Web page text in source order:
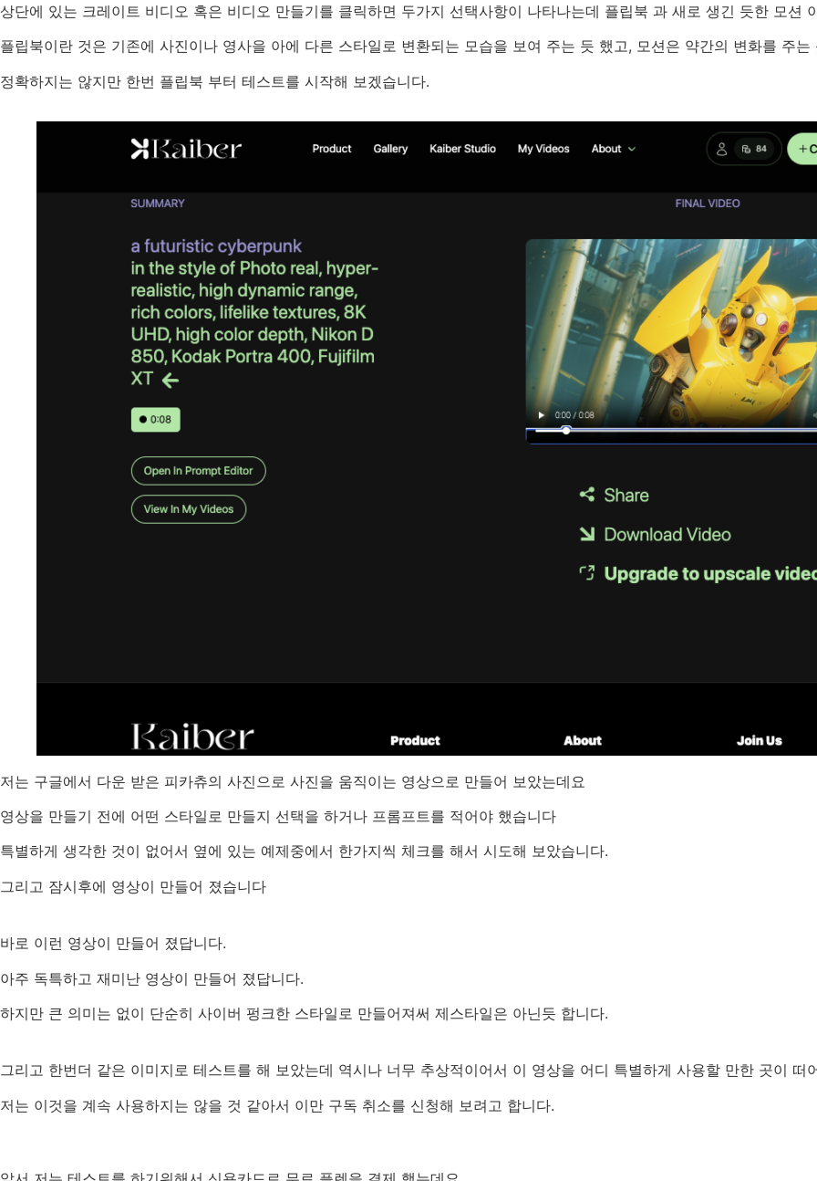
상단에 있는 크레이트 비디오 혹은 비디오 만들기를 클릭하면 두가지 선택사항이 나타나는데 플립북 과 새로 생긴 듯한 모션
플립북이란 것은 기존에 사진이나 영사을 아에 다른 스타일로 변환되는 모습을 보여 주는 듯 했고, 모션은 약간의 변화를 주는
정확하지는 않지만 한번 플립북 부터 테스트를 시작해 보겠습니다.
저는 구글에서 다운 받은 피카츄의 사진으로 사진을 움직이는 영상으로 만들어 보았는데요
영상을 만들기 전에 어떤 스타일로 만들지 선택을 하거나 프롬프트를 적어야 했습니다
특별하게 생각한 것이 없어서 옆에 있는 예제중에서 한가지씩 체크를 해서 시도해 보았습니다.
그리고 잠시후에 영상이 만들어 졌습니다
바로 이런 영상이 만들어 졌답니다.
아주 독특하고 재미난 영상이 만들어 졌답니다.
하지만 큰 의미는 없이 단순히 사이버 펑크한 스타일로 만들어져써 제스타일은 아닌듯 합니다.
그리고 한번더 같은 이미지로 테스트를 해 보았는데 역시나 너무 추상적이어서 이 영상을 어디 특별하게 사용할 만한 곳이 떠
저는 이것을 계속 사용하지는 않을 것 같아서 이만 구독 취소를 신청해 보려고 합니다.